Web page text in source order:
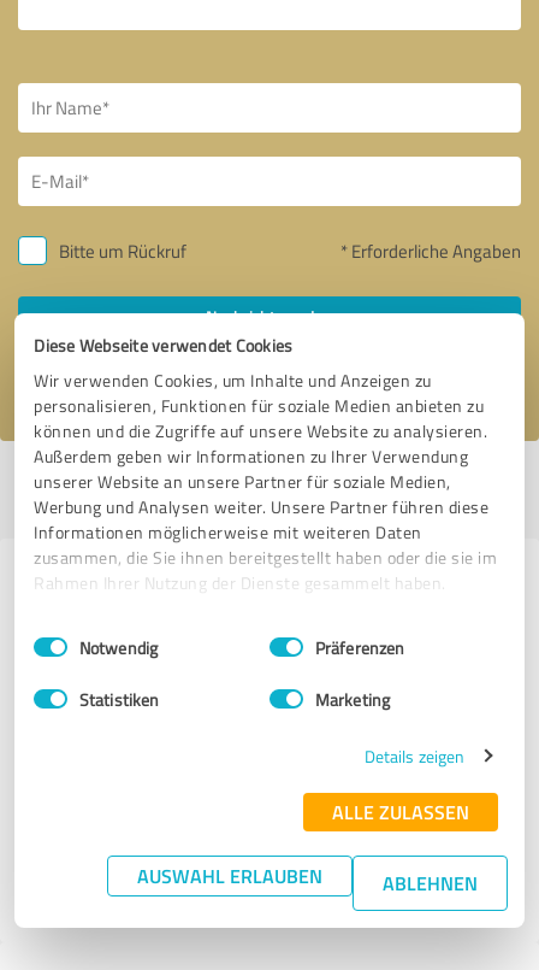
Diese Webseite verwendet Cookies
Wir verwenden Cookies, um Inhalte und Anzeigen zu
personalisieren, Funktionen für soziale Medien anbieten zu
können und die Zugriffe auf unsere Website zu analysieren.
Außerdem geben wir Informationen zu Ihrer Verwendung
unserer Website an unsere Partner für soziale Medien,
Werbung und Analysen weiter. Unsere Partner führen diese
Informationen möglicherweise mit weiteren Daten
zusammen, die Sie ihnen bereitgestellt haben oder die sie im
Rahmen Ihrer Nutzung der Dienste gesammelt haben.
Impressum Datenschutzbestimmungen
Einwilligungsauswahl
Notwendig Präferenzen
Statistiken Marketing
Details zeigen
ALLE ZULASSEN
AUSWAHL ERLAUBEN ABLEHNEN
Bitte um Rückruf * Erforderliche Angaben
Nachricht senden
Ich stimme denDatenschutzbestimmungenzu.
Profil aktiv seit 02.01.2020 |Letzte Aktualisierung: 28.07.2026
melden
Erfahrungen zu weiteren
Betreuungs- und
Pflegeeinrichtungen
4.91 von 5